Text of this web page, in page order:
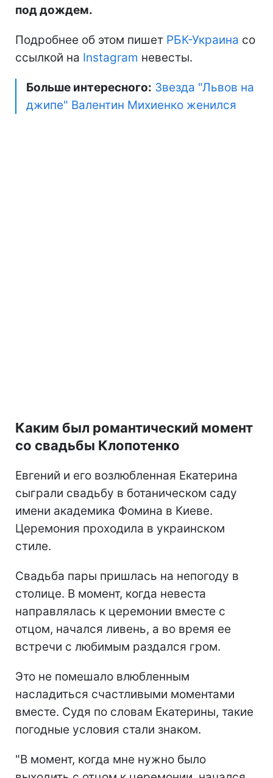
под дождем.
Подробнее об этом пишет РБК-Украина со
ссылкой на Instagram невесты.
Больше интересного: Звезда "Львов на
джипе" Валентин Михиенко женился
Каким был романтический момент
со свадьбы Клопотенко
Евгений и его возлюбленная Екатерина
сыграли свадьбу в ботаническом саду
имени академика Фомина в Киеве.
Церемония проходила в украинском
стиле.
Свадьба пары пришлась на непогоду в
столице. В момент, когда невеста
направлялась к церемонии вместе с
отцом, начался ливень, а во время ее
встречи с любимым раздался гром.
Это не помешало влюбленным
насладиться счастливыми моментами
вместе. Судя по словам Екатерины, такие
погодные условия стали знаком.
"В момент, когда мне нужно было